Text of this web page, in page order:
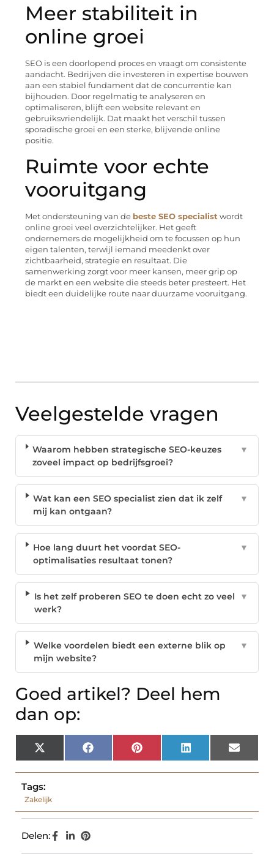
Meer stabiliteit in
online groei
SEO is een doorlopend proces en vraagt om consistente
aandacht. Bedrijven die investeren in expertise bouwen
aan een stabiel fundament dat de concurrentie kan
bijhouden. Door regelmatig te analyseren en
optimaliseren, blijft een website relevant en
gebruiksvriendelijk. Dat maakt het verschil tussen
sporadische groei en een sterke, blijvende online
positie.
Ruimte voor echte
vooruitgang
Met ondersteuning van de beste SEO specialist wordt
online groei veel overzichtelijker. Het geeft
ondernemers de mogelijkheid om te focussen op hun
eigen talenten, terwijl iemand meedenkt over
zichtbaarheid, strategie en resultaat. Die
samenwerking zorgt voor meer kansen, meer grip op
de markt en een website die steeds beter presteert. Het
biedt een duidelijke route naar duurzame vooruitgang.
Veelgestelde vragen
Waarom hebben strategische SEO-keuzes
zoveel impact op bedrijfsgroei?
▼
Wat kan een SEO specialist zien dat ik zelf
mij kan ontgaan?
▼
Hoe lang duurt het voordat SEO-
optimalisaties resultaat tonen?
▼
Is het zelf proberen SEO te doen echt zo veel
werk?
▼
Welke voordelen biedt een externe blik op
mijn website?
▼
Goed artikel? Deel hem
dan op:
X
(Twitter)
Facebook Pinterest LinkedIn Email
Tags:
Zakelijk
Delen: